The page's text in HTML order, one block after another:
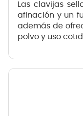
Las clavijas
afinación y un
además de
polvo y uso